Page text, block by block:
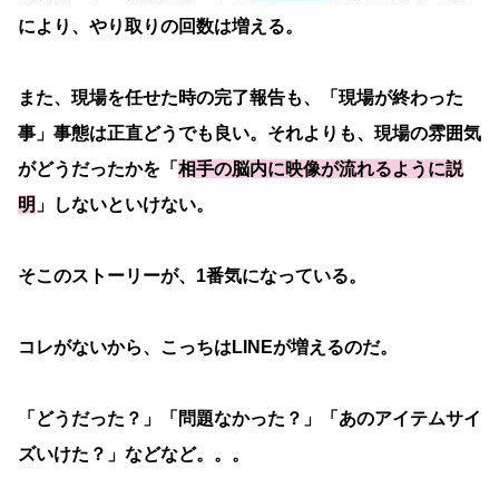
により、やり取りの回数は増える。
また、現場を任せた時の完了報告も、「現場が終わった
事」事態は正直どうでも良い。それよりも、現場の雰囲気
がどうだったかを「 相手の脳内に映像が流れるように説
明 」しないといけない。
そこのストーリーが、1番気になっている。
コレがないから、こっちはLINEが増えるのだ。
「どうだった？」「問題なかった？」「あのアイテムサイ
ズいけた？」などなど。。。